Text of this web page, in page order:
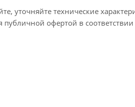
уточняйте технические
офертой в